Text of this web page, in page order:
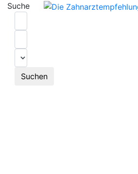
Suche
Suchen